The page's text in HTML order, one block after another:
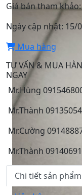
Giá bán tham
Ngày cập nhật: 15/
Mua hàng
TƯ VẤN & MUA
NGAY
Mr.Hùng
Mr.Thành
Mr.Cường
Mr.Thành
Chi tiết sản phẩm